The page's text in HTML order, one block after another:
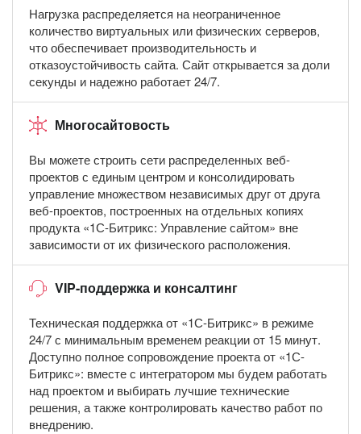
Нагрузка распределяется на неограниченное
количество виртуальных или физических серверов,
что обеспечивает производительность и
отказоустойчивость сайта. Сайт открывается за доли
секунды и надежно работает 24/7.
Многосайтовость
Вы можете строить сети распределенных веб-
проектов с единым центром и консолидировать
управление множеством независимых друг от друга
веб-проектов, построенных на отдельных копиях
продукта «1С-Битрикс: Управление сайтом» вне
зависимости от их физического расположения.
VIP-поддержка и консалтинг
Техническая поддержка от «1С-Битрикс» в режиме
24/7 с минимальным временем реакции от 15 минут.
Доступно полное сопровождение проекта от «1С-
Битрикс»: вместе с интегратором мы будем работать
над проектом и выбирать лучшие технические
решения, а также контролировать качество работ по
внедрению.